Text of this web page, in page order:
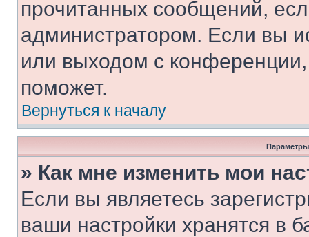
прочитанных сообщений,
администратором. Если вы
или выходом с
поможет.
Вернуться к началу
Параметры
» Как мне изменить мои
Если вы являетесь
ваши настройки хранятся в